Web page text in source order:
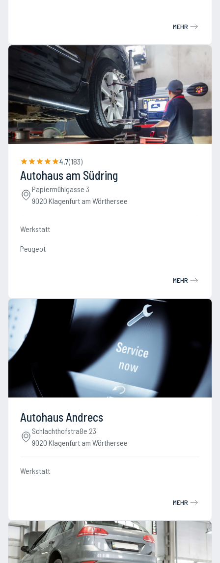
MEHR
4.7(183)
Autohaus am Südring
Papiermühlgasse 3
9020 Klagenfurt am Wörthersee
Werkstatt
Peugeot
MEHR
Autohaus Andrecs
Schlachthofstraße 23
9020 Klagenfurt am Wörthersee
Werkstatt
MEHR